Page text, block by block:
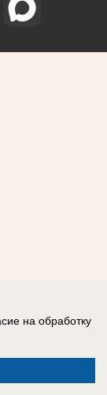
на обработку